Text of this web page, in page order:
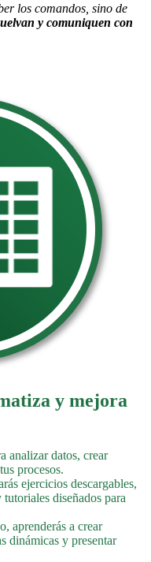
los comandos, sino de
y comuniquen con
y mejora
analizar datos, crear
procesos.
ejercicios descargables,
diseñados para
aprenderás a crear
dinámicas y presentar